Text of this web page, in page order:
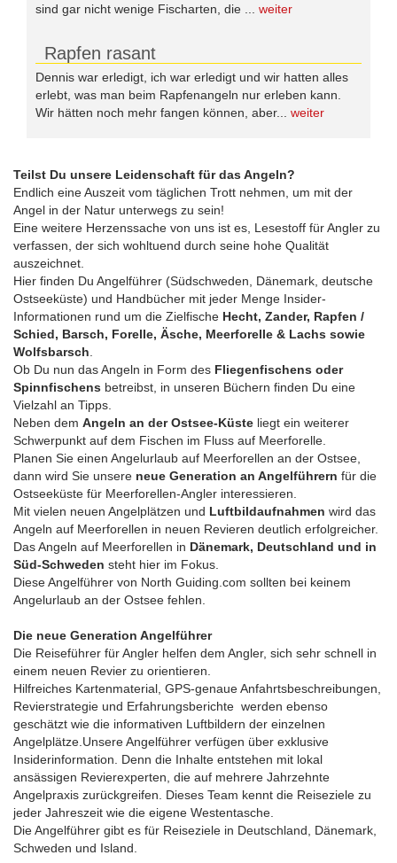
sind gar nicht wenige Fischarten, die ... weiter
Rapfen rasant
Dennis war erledigt, ich war erledigt und wir hatten alles
erlebt, was man beim Rapfenangeln nur erleben kann.
Wir hätten noch mehr fangen können, aber... weiter
Teilst Du unsere Leidenschaft für das Angeln?
Endlich eine Auszeit vom täglichen Trott nehmen, um mit der
Angel in der Natur unterwegs zu sein!
Eine weitere Herzenssache von uns ist es, Lesestoff für Angler zu
verfassen, der sich wohltuend durch seine hohe Qualität
auszeichnet.
Hier finden Du Angelführer (Südschweden, Dänemark, deutsche
Ostseeküste) und Handbücher mit jeder Menge Insider-
Informationen rund um die Zielfische Hecht, Zander, Rapfen /
Schied, Barsch, Forelle, Äsche, Meerforelle & Lachs sowie
Wolfsbarsch
Ob Du nun das Angeln in Form des Fliegenfischens oder
Spinnfischens betreibst, in unseren Büchern finden Du eine
Vielzahl an Tipps.
Neben dem Angeln an der Ostsee-Küste liegt ein weiterer
Schwerpunkt auf dem Fischen im Fluss auf Meerforelle.
Planen Sie einen Angelurlaub auf Meerforellen an der Ostsee,
dann wird Sie unsere neue Generation an Angelführern für die
Ostseeküste für Meerforellen-Angler interessieren.
Mit vielen neuen Angelplätzen und Luftbildaufnahmen wird das
Angeln auf Meerforellen in neuen Revieren deutlich erfolgreicher.
Das Angeln auf Meerforellen in Dänemark, Deutschland und in
Süd-Schweden steht hier im Fokus.
Diese Angelführer von North Guiding.com sollten bei keinem
Angelurlaub an der Ostsee fehlen.
Die neue Generation Angelführer
Die Reiseführer für Angler helfen dem Angler, sich sehr schnell in
einem neuen Revier zu orientieren.
Hilfreiches Kartenmaterial, GPS-genaue Anfahrtsbeschreibungen,
Revierstrategie und Erfahrungsberichte werden ebenso
geschätzt wie die informativen Luftbildern der einzelnen
Angelplätze.Unsere Angelführer verfügen über exklusive
Insiderinformation. Denn die Inhalte entstehen mit lokal
ansässigen Revierexperten, die auf mehrere Jahrzehnte
Angelpraxis zurückgreifen. Dieses Team kennt die Reiseziele zu
jeder Jahreszeit wie die eigene Westentasche.
Die Angelführer gibt es für Reiseziele in Deutschland, Dänemark,
Schweden und Island.